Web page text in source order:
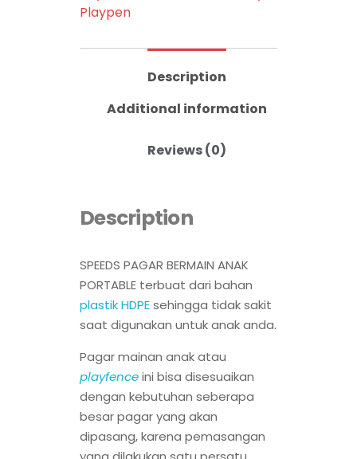
Playpen
Description
Additional information
Reviews (0)
Description
SPEEDS PAGAR BERMAIN ANAK
PORTABLE terbuat dari bahan
plastik HDPEsehingga tidak sakit
saat digunakan untuk anak anda.
Pagar mainan anak atau
playfenceini bisa disesuaikan
dengan kebutuhan seberapa
besar pagar yang akan
dipasang, karena pemasangan